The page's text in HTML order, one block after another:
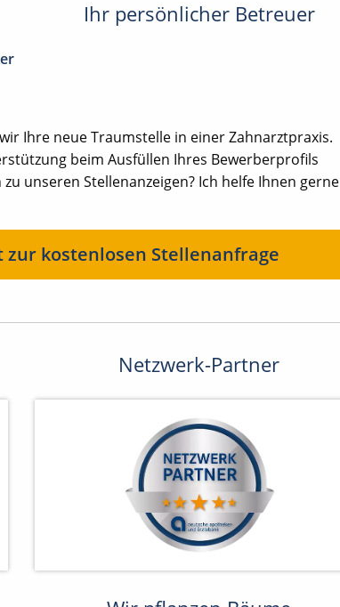
Ihr persönlicher Betreuer
Ihre neue Traumstelle in einer Zahnarztpraxis.
beim Ausfüllen Ihres Bewerberprofils
unseren Stellenanzeigen? Ich helfe Ihnen gerne
zur kostenlosen Stellenanfrage
Netzwerk-Partner